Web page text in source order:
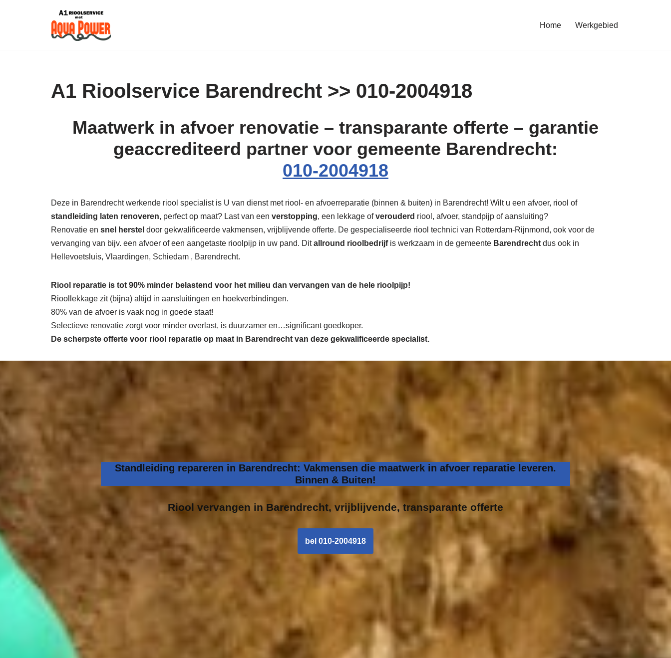
Home Werkgebied
A1 Rioolservice Barendrecht >> 010-2004918
Maatwerk in afvoer renovatie – transparante offerte – garantie
geaccrediteerd partner voor gemeente Barendrecht:
010-2004918
Deze in Barendrecht werkende riool specialist is U van dienst met riool- en afvoerreparatie (binnen & buiten) in Barendrecht! Wilt u een afvoer, riool of
standleiding laten renoveren, perfect op maat? Last van een verstopping, een lekkage ofverouderd riool, afvoer, standpijp of aansluiting?
Renovatie en snel herstel door gekwalificeerde vakmensen, vrijblijvende offerte. De gespecialiseerde riool technici van Rotterdam-Rijnmond, ook voor de
vervanging van bijv. een afvoer of een aangetaste rioolpijp in uw pand. Ditallround rioolbedrijfis werkzaam in de gemeente Barendrecht dus ook in
Hellevoetsluis, Vlaardingen, Schiedam , Barendrecht.
Riool reparatie is tot 90% minder belastend voor het milieu dan vervangen van de hele rioolpijp!
Rioollekkage zit (bijna) altijd in aansluitingen en hoekverbindingen.
80% van de afvoer is vaak nog in goede staat!
Selectieve renovatie zorgt voor minder overlast, is duurzamer en…significant goedkoper.
De scherpste offerte voor riool reparatie op maat in Barendrecht van deze gekwalificeerde specialist.
Standleiding repareren in Barendrecht: Vakmensen die maatwerk in afvoer reparatie leveren.
Binnen & Buiten!
Riool vervangen in Barendrecht, vrijblijvende, transparante offerte
bel 010-2004918